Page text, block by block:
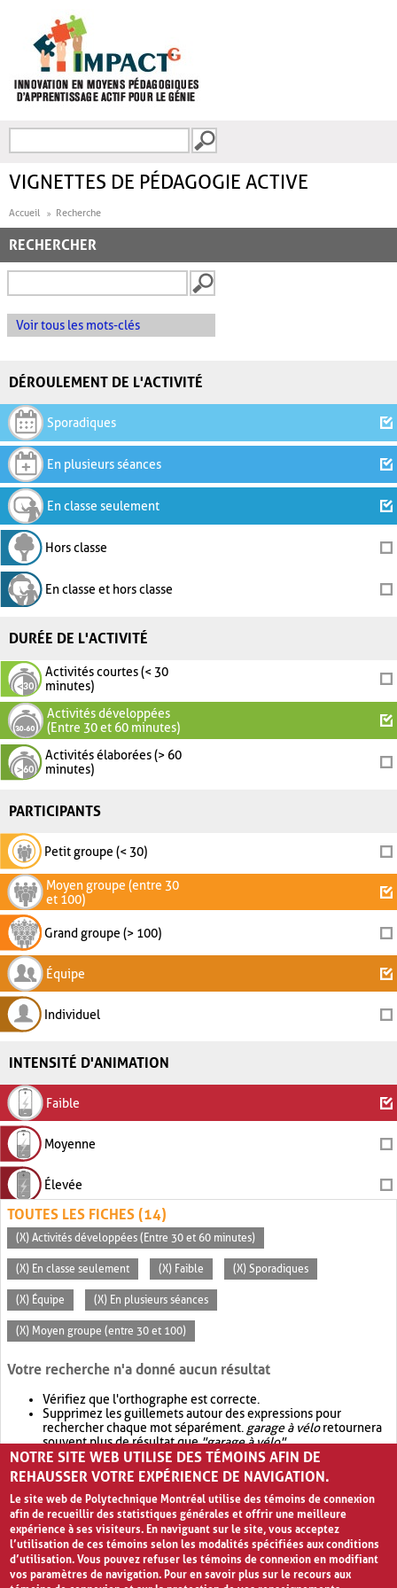
FORMULAIRE DE
VIGNETTES DE PÉDAGOGIE ACTIVE
Accueil Recherche
RECHERCHER
Voir tous les mots-clés
DÉROULEMENT DE L'ACTIVITÉ
Sporadiques
En plusieurs séances
En classe seulement
Hors classe
En classe et hors classe
DURÉE DE L'ACTIVITÉ
Activités courtes (< 30
minutes)
Activités développées
(Entre 30 et 60 minutes)
Activités élaborées (> 60
minutes)
PARTICIPANTS
Petit groupe (< 30)
Moyen groupe (entre 30
et 100)
Grand groupe (> 100)
Équipe
Individuel
INTENSITÉ D'ANIMATION
Faible
Moyenne
Élevée
TOUTES LES FICHES (14)
(X) Activités développées (Entre 30 et 60 minutes)
(X) En classe seulement (X) Faible (X) Sporadiques
(X) Équipe (X) En plusieurs séances
(X) Moyen groupe (entre 30 et 100)
Votre recherche n'a donné aucun résultat
Vérifiez que l'orthographe est correcte.
Supprimez les guillemets autour des expressions pour
rechercher chaque mot séparément. garage à véloretournera
souvent plus de résultat que"garage à vélo".
Envisagez d'élargir votre recherche avec OR.garage OR vélo
retournera souvent plus de résultat quegarage à vélo
NOTRE SITE WEB UTILISE DES TÉMOINS AFIN DE
REHAUSSER VOTRE EXPÉRIENCE DE NAVIGATION.
Le site web de Polytechnique Montréal utilise des témoins de connexion
afin de recueillir des statistiques générales et offrir une meilleure
expérience à ses visiteurs. En naviguant sur le site, vous acceptez
l’utilisation de ces témoins selon les modalités spécifiées aux conditions
d’utilisation. Vous pouvez refuser les témoins de connexion en modifiant
vos paramètres de navigation. Pour en savoir plus sur le recours aux